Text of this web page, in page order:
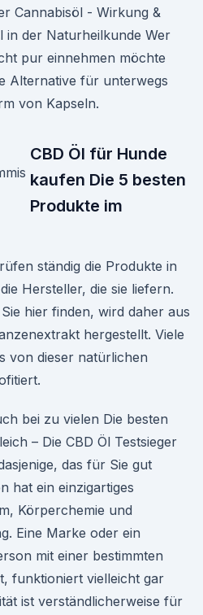
Cannabisöl - Wirkung &
in der Naturheilkunde Wer
pur einnehmen möchte
Alternative für unterwegs
von Kapseln.
CBD Öl für Hunde
kaufen Die 5 besten
Produkte im
ständig die Produkte in
Hersteller, die sie liefern.
hier finden, wird daher aus
hergestellt. Viele
von dieser natürlichen
bei zu vielen Die besten
– Die CBD Öl Testsieger
das für Sie gut
hat ein einzigartiges
Körperchemie und
Eine Marke oder ein
mit einer bestimmten
funktioniert vielleicht gar
ist verständlicherweise für